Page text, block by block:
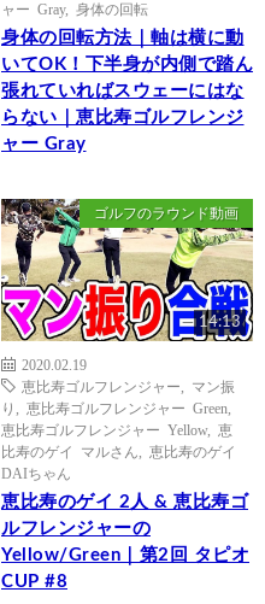
ャー Gray, 身体の回転
身体の回転方法｜軸は横に動
いてOK！下半身が内側で踏ん
張れていればスウェーにはな
らない｜恵比寿ゴルフレンジ
ャー Gray
ゴルフのラウンド動画
14:13
2020.02.19
恵比寿ゴルフレンジャー
マン振
り
恵比寿ゴルフレンジャー Green
恵比寿ゴルフレンジャー Yellow, 恵
比寿のゲイ マルさん
恵比寿のゲイ
DAIちゃん
恵比寿のゲイ 2人 & 恵比寿ゴ
ルフレンジャーの
Yellow/Green｜第2回 タピオ
CUP #8